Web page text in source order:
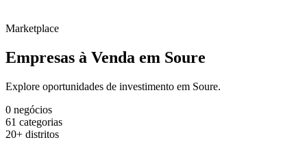
Marketplace
Empresas à Venda em Soure
Explore oportunidades de investimento em Soure.
0 negócios
61 categorias
20+ distritos